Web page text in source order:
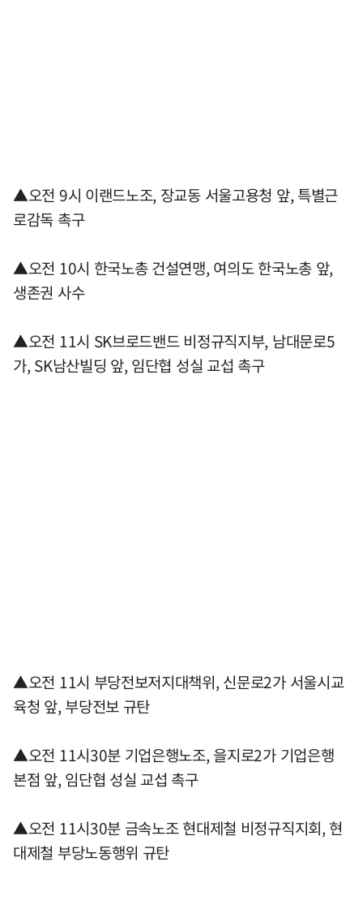
▲오전 9시 이랜드노조, 장교동 서울고용청 앞, 특별근
로감독 촉구
▲오전 10시 한국노총 건설연맹, 여의도 한국노총 앞,
생존권 사수
▲오전 11시 SK브로드밴드 비정규직지부, 남대문로5
가, SK남산빌딩 앞, 임단협 성실 교섭 촉구
▲오전 11시 부당전보저지대책위, 신문로2가 서울시교
육청 앞, 부당전보 규탄
▲오전 11시30분 기업은행노조, 을지로2가 기업은행
본점 앞, 임단협 성실 교섭 촉구
▲오전 11시30분 금속노조 현대제철 비정규직지회, 현
대제철 부당노동행위 규탄